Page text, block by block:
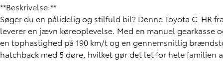
**Beskrivelse:**
Søger du en pålidelig og stilfuld bil? Denne Toyota C-HR
leverer en jævn køreoplevelse. Med en manuel gearkasse
en tophastighed på 190 km/t og en gennemsnitlig
hatchback med 5 døre, hvilket gør det let for hele familien